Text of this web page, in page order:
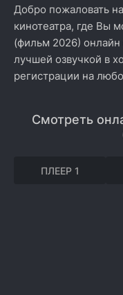
Добро пожаловать
кинотеатра, где Вы
(фильм 2026) онлайн
лучшей озвучкой в
регистрации на
Смотреть
ПЛЕЕР 1